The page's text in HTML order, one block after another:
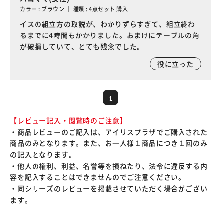
カラー : ブラウン ｜ 種類 : 4点セット 購入
イスの組立方の取説が、わかりずらすぎて、組立終わ
るまでに4時間もかかりました。おまけにテーブルの角
が破損していて、とても残念でした。
役に立った
1
【レビュー記入・閲覧時のご注意】
・商品レビューのご記入は、アイリスプラザでご購入された
商品のみとなります。また、お一人様１商品につき１回のみ
の記入となります。
・他人の権利、利益、名誉等を損ねたり、法令に違反する内
容を記入することはできませんのでご注意ください。
・同シリーズのレビューを掲載させていただく場合がござい
ます。